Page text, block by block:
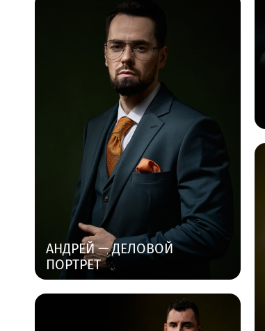
АНДРЕЙ — ДЕЛОВОЙ
ПОРТРЕТ